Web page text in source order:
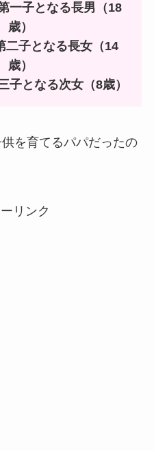
一子となる長男（18
歳）
二子となる長女（14
歳）
子となる次女（8歳）
を育てるパパだったの
リンク